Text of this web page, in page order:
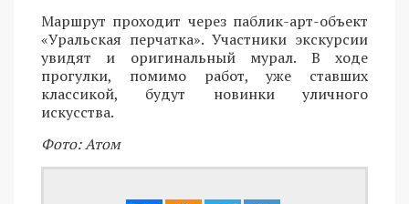
Маршрут проходит через паблик-арт-объект
«Уральская перчатка». Участники экскурсии
увидят и оригинальный мурал. В ходе
прогулки, помимо работ, уже ставших
классикой, будут новинки уличного
искусства.
Фото: Атом